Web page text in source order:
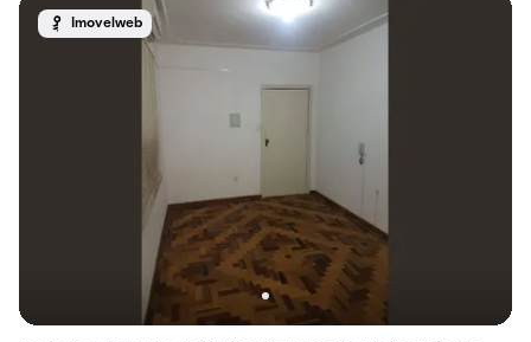
Imovelweb